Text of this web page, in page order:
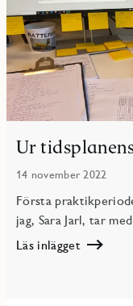
Ur
14 november 2022
Första
jag, Sara Jarl, tar
Läs inlägget